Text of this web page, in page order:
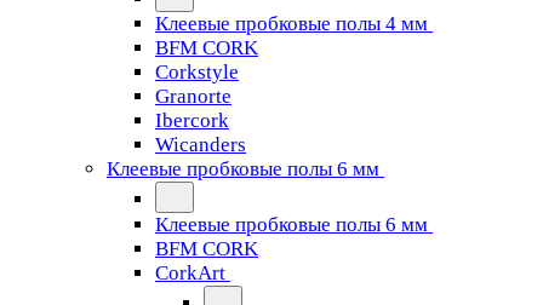
Клеевые пробковые полы 4 мм
BFM CORK
Corkstyle
Granorte
Ibercork
Wicanders
Клеевые пробковые полы 6 мм
Клеевые пробковые полы 6 мм
BFM CORK
CorkArt